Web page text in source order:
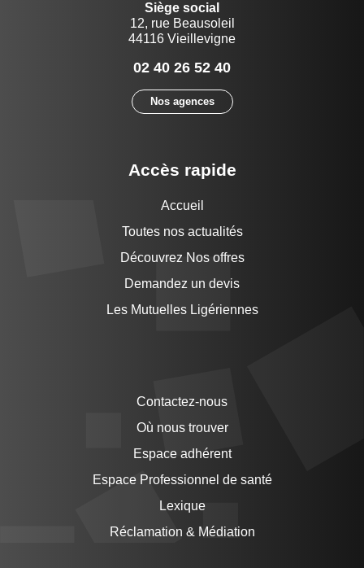
Siège social
12, rue Beausoleil
44116 Vieillevigne
02 40 26 52 40
Nos agences
Accès rapide
Accueil
Toutes nos actualités
Découvrez Nos offres
Demandez un devis
Les Mutuelles Ligériennes
Contactez-nous
Où nous trouver
Espace adhérent
Espace Professionnel de santé
Lexique
Réclamation & Médiation